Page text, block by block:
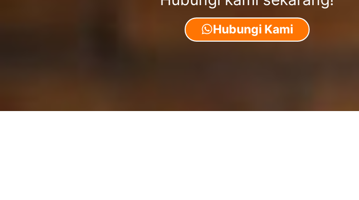
Hubungi Kami